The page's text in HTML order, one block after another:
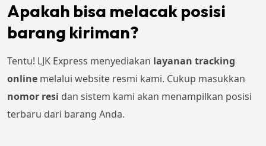
Apakah bisa melacak posisi
barang kiriman?
Tentu! LJK Express menyediakan layanan tracking
online melalui website resmi kami. Cukup masukkan
nomor resi dan sistem kami akan menampilkan posisi
terbaru dari barang Anda.